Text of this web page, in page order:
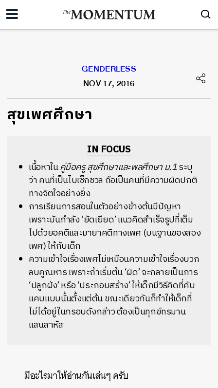
GENDERLESS
NOV 17, 2016
สุขเพศศึกษา
IN FOCUS
เนื้อหาในคู่มือครู สุขศึกษาและพลศึกษา ม.1ระบุ
ว่า คนที่เป็นไบเซ็กชวล ถือเป็นคนที่มีความผิดปกติ
ทางจิตใจอย่างยิ่ง
การเรียนการสอนในตัวอย่างข้างต้นมีปัญหา
เพราะมันกำลัง ‘ยัดเยียด’ แนวคิดสำเร็จรูปที่เต็ม
ไปด้วยอคติและมายาคติทางเพศ (บนฐานของสอง
เพศ) ให้กับเด็ก
ความเข้าใจเรื่องเพศไม่เหมือนความเข้าใจเรื่องบวก
ลบคูณหาร เพราะถ้าเริ่มต้น ‘ผิด’ จะกลายเป็นการ
‘ปลูกฝัง’ หรือ ‘ประกอบสร้าง’ ให้เด็กมีวิธีคิดที่คับ
แคบแบบนั้นตั้งแต่ต้น ขณะเดียวกันก็ทำให้เด็กที่
ไม่ได้อยู่ในกรอบดังกล่าว ต้องเป็นทุกข์ทรมาน
แสนสาหัส
มีอะไรมาให้อ่านกันเล่นๆ ครับ